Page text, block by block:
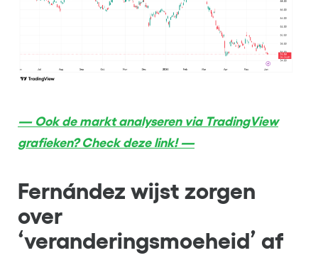
— Ook de markt analyseren via TradingView
grafieken? Check deze link! —
Fernández wijst zorgen
over
‘veranderingsmoeheid’ af